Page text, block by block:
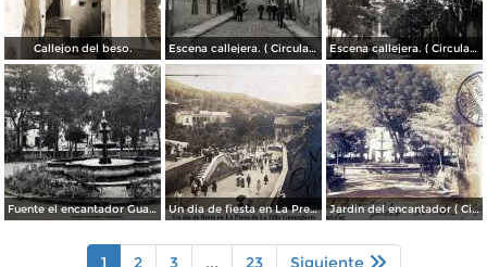
Callejon del beso. Escena callejera. ( Circulada el 13 de Mayo de 1941 ). Escena callejera. ( Circulada el 14 de Diciembre de 1930 ).
Fuente el encantador Guanajuato. Un dia de fiesta en La Presa de La Olla Guanajuato ( Circulada el 9 de Agosto de 1905 ). Jardin del encantador ( Circulada el 30 de Julio de 1905 ).
1 2 3 ... 23 Siguiente